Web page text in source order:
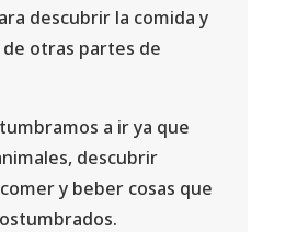
descubrir la comida y
otras partes de
a ir ya que
descubrir
y beber cosas que